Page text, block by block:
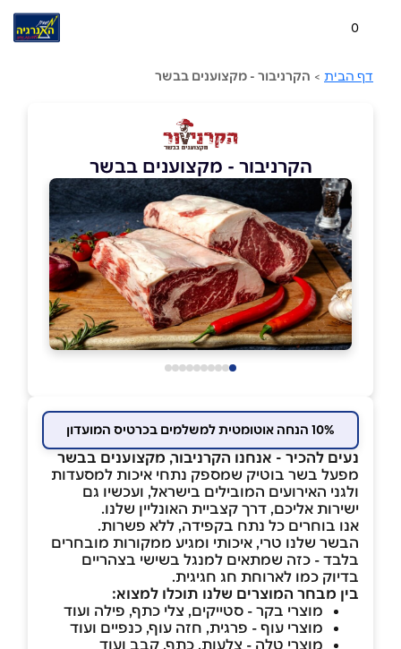
0
דף הבית > הקרניבור - מקצוענים בבשר
הקרניבור - מקצוענים בבשר
10% הנחה אוטומטית למשלמים בכרטיס המועדון
נעים להכיר - אנחנו הקרניבור, מקצוענים בבשר
מפעל בשר בוטיק שמספק נתחי איכות למסעדות
ולגני האירועים המובילים בישראל, ועכשיו גם
ישירות אליכם, דרך קצביית האונליין שלנו.
אנו בוחרים כל נתח בקפידה, ללא פשרות.
הבשר שלנו טרי, איכותי ומגיע ממקורות מובחרים
בלבד - כזה שמתאים למנגל בשישי בצהריים
בדיוק כמו לארוחת חג חגיגית.
בין מבחר המוצרים שלנו תוכלו למצוא:
מוצרי בקר - סטייקים, צלי כתף, פילה ועוד
מוצרי עוף - פרגית, חזה עוף, כנפיים ועוד
מוצרי טלה - צלעות, כתף, קבב ועוד